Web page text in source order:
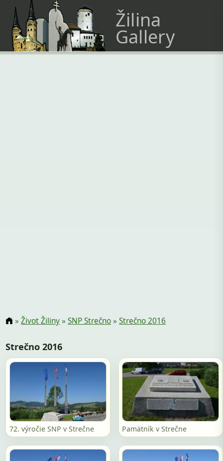
Žilina
Gallery
»Život Žiliny»SNP Strečno»Strečno 2016
Strečno 2016
72. výročie SNP v Strečne Pamätník v Strečne